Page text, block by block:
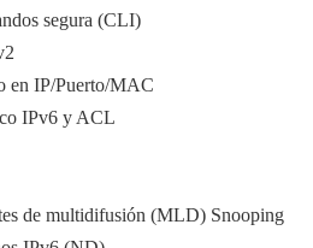
segura (CLI)
en IP/Puerto/MAC
IPv6 y ACL
de multidifusión (MLD) Snooping